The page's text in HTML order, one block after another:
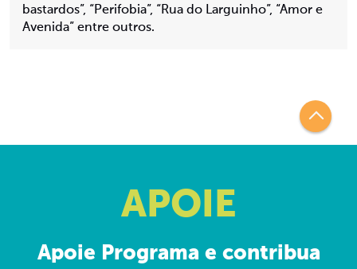
bastardos”, “Perifobia”, “Rua do Larguinho”, “Amor e
Avenida” entre outros.
APOIE
Apoie Programa e contribua